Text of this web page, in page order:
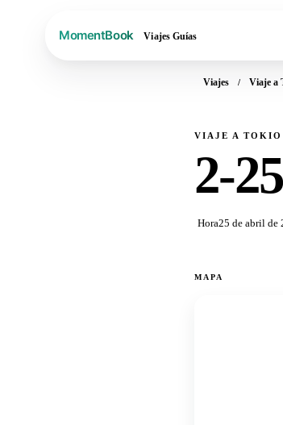
Viajes Guías
Viajes Viaje a
VIAJE A
2-
Hora25 de abril de
MAPA